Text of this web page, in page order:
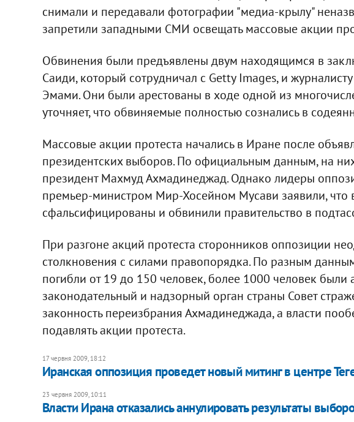
снимали и передавали фотографии "медиа-крылу"
запретили западными СМИ освещать массовые акции
Обвинения были предъявлены двум находящимся в
Саиди, который сотрудничал с Getty Images, и
Эмами. Они были арестованы в ходе одной из
уточняет, что обвиняемые полностью сознались в
Массовые акции протеста начались в Иране после
президентских выборов. По официальным данным, на
президент Махмуд Ахмадинеджад. Однако лидеры
премьер-министром Мир-Хосейном Мусави заявили,
сфальсифицированы и обвинили правительство в
При разгоне акций протеста сторонников оппозиции
столкновения с силами правопорядка. По разным
погибли от 19 до 150 человек, более 1000 человек
законодательный и надзорный орган страны Совет
законность переизбрания Ахмадинеджада, а власти
подавлять акции протеста.
17 червня 2009, 18:12
Иранская оппозиция проведет новый митинг в центре
23 червня 2009, 10:11
Власти Ирана отказались аннулировать результаты